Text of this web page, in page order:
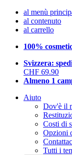
al menù
al contenuto
al carrello
100%
Svizzera:
CHF 69.90
Almeno 1
Aiuto
Dov'è il
Costi di
Opzioni
Tutti i